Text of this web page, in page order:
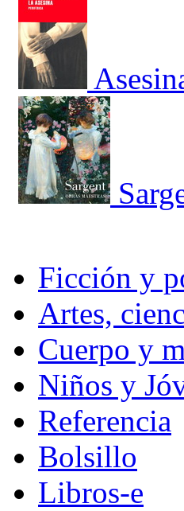
Ficción y
Artes,
Cuerpo y
Niños y
Referencia
Bolsillo
Libros-e